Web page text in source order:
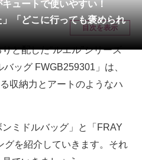
キュートで使いやすい！
」「どこに行っても褒められ
目次を表示
と配した“ルエル”シリーズ
ッグ FWGB259301」は、
収納力とアートのようなハ
ミドルバッグ」と「FRAY
グを紹介していきます。それ